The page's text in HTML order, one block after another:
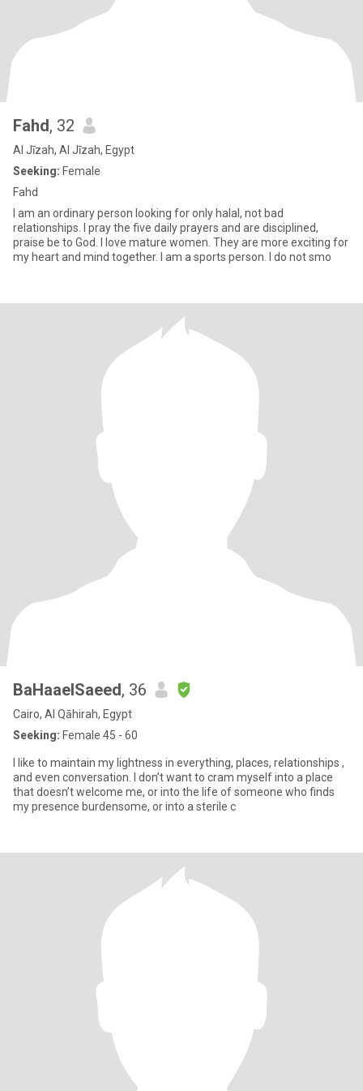
Fahd, 32
Al Jīzah, Al Jīzah, Egypt
Seeking: Female
Fahd
I am an ordinary person looking for only halal, not bad
relationships. I pray the five daily prayers and are disciplined,
praise be to God. I love mature women. They are more exciting for
my heart and mind together. I am a sports person. I do not smo
BaHaaelSaeed, 36
Cairo, Al Qāhirah, Egypt
Seeking: Female 45 - 60
I like to maintain my lightness in everything, places, relationships ,
and even conversation. I don’t want to cram myself into a place
that doesn’t welcome me, or into the life of someone who finds
my presence burdensome, or into a sterile c